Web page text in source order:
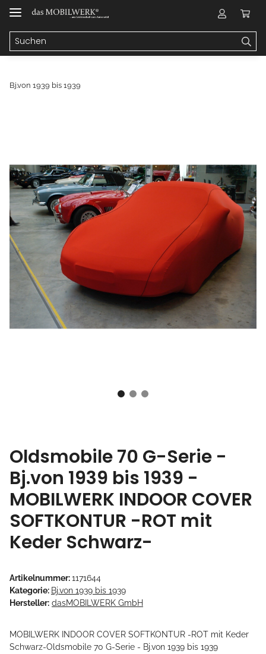
Bj.von 1939 bis 1939
Oldsmobile 70 G-Serie -
Bj.von 1939 bis 1939 -
MOBILWERK INDOOR COVER
SOFTKONTUR -ROT mit
Keder Schwarz-
Artikelnummer:1171644
Kategorie: Bj.von 1939 bis 1939
Hersteller: dasMOBILWERK GmbH
MOBILWERK INDOOR COVER SOFTKONTUR -ROT mit Keder
Schwarz-Oldsmobile 70 G-Serie - Bj.von 1939 bis 1939